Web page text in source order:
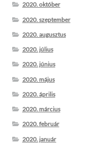
2020. október
2020. szeptember
2020. augusztus
2020. július
2020. június
2020. május
2020. április
2020. március
2020. február
2020. január